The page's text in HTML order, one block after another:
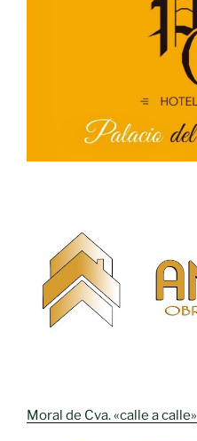
Moral de Cva. «calle a calle»